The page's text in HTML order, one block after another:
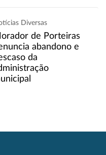
Diversas
de Porteiras
abandono e
da